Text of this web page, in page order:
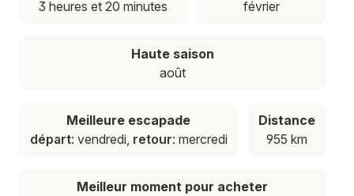
3 heures et 20 minutes
février
Haute saison
août
Meilleure escapade
départ: vendredi, retour: mercredi
Distance
955 km
Meilleur moment pour acheter